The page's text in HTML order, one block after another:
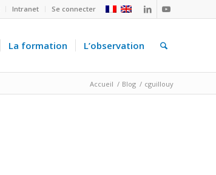
Intranet Se connecter
La formation L’observation
Accueil / Blog / cguillouy